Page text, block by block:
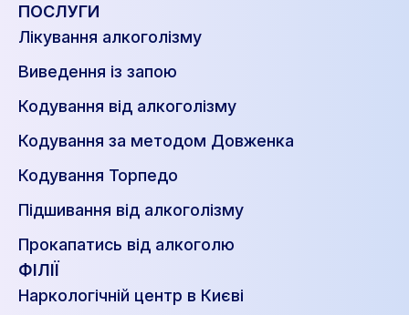
ПОСЛУГИ
Лікування алкоголізму
Виведення із запою
Кодування від алкоголізму
Кодування за методом Довженка
Кодування Торпедо
Підшивання від алкоголізму
Прокапатись від алкоголю
ФІЛІЇ
Наркологічній центр в Києві